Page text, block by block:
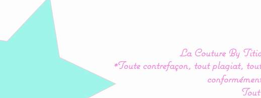
La Couture By Titia
*Toute contrefaçon, tout plagiat,
Tout